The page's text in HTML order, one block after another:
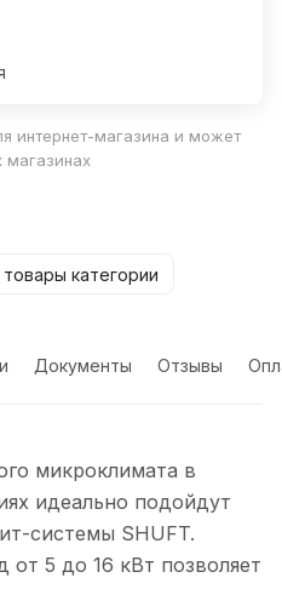
интернет-магазина и может
магазинах
категории
Документы Отзывы
микроклимата в
идеально подойдут
системы SHUFT.
5 до 16 кВт позволяет